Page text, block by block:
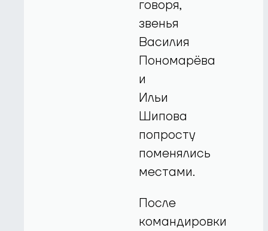
говоря,
звенья
Василия
Пономарёва
и
Ильи
Шипова
попросту
поменялись
местами.
После
командировки